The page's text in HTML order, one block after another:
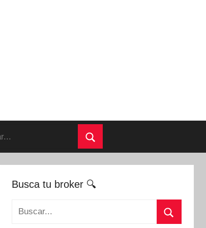
Buscar
Busca tu broker 🔍
Buscar: